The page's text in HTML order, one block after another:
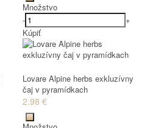
Množstvo
-
+
Kúpiť
Lovare Alpine herbs exkluzívny
čaj v pyramídkach
2.98 €